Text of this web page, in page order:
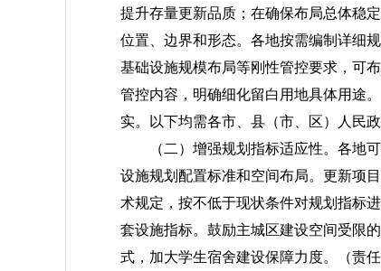
提升存量更新品质；在确保布局总体稳
位置、边界和形态。各地按需编制详细
基础设施规模布局等刚性管控要求，可
管控内容，明确细化留白用地具体用途。
实。以下均需各市、县（市、区）人民
（二）增强规划指标适应性。 各地
设施规划配置标准和空间布局。更新项
术规定，按不低于现状条件对规划指标
套设施指标。鼓励主城区建设空间受限
式，加大学生宿舍建设保障力度。
（责